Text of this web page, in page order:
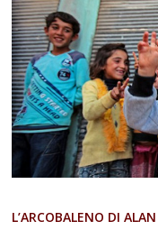
L’ARCOBALENO DI ALAN